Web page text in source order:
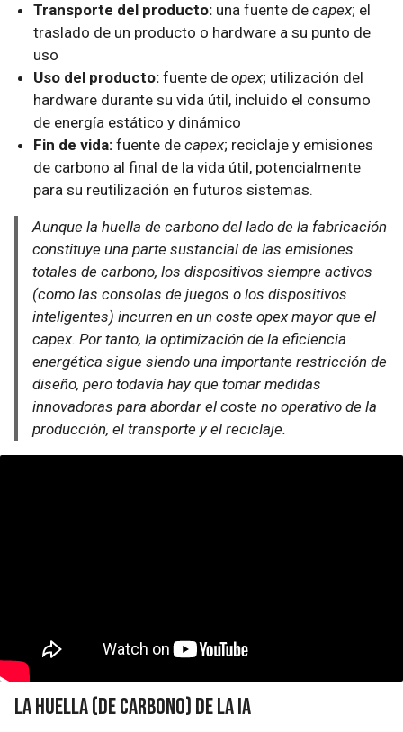
Transporte del producto: una fuente decapex; el
traslado de un producto o hardware a su punto de
uso
Uso del producto: fuente deopex; utilización del
hardware durante su vida útil, incluido el consumo
de energía estático y dinámico
Fin de vida: fuente decapex; reciclaje y emisiones
de carbono al final de la vida útil, potencialmente
para su reutilización en futuros sistemas.
Aunque la huella de carbono del lado de la fabricación
constituye una parte sustancial de las emisiones
totales de carbono, los dispositivos siempre activos
(como las consolas de juegos o los dispositivos
inteligentes) incurren en un coste opex mayor que el
capex. Por tanto, la optimización de la eficiencia
energética sigue siendo una importante restricción de
diseño, pero todavía hay que tomar medidas
innovadoras para abordar el coste no operativo de la
producción, el transporte y el reciclaje.
La huella (de carbono) de la IA